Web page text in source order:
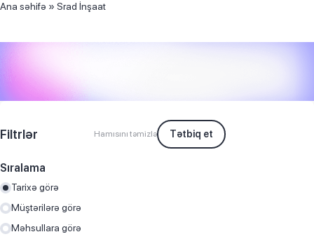
Ana səhifə » Srad İnşaat
Filtrlər Hamısını təmizlə Tətbiq et
Sıralama
Tarixə görə
Müştərilərə görə
Məhsullara görə